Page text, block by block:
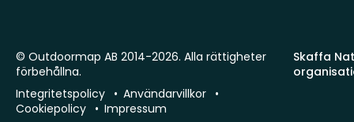
Skaffa
© Outdoormap AB 2014-2026. Alla rättigheter
förbehållna.
Integritetspolicy
Användarvillkor
Cookiepolicy
Impressum